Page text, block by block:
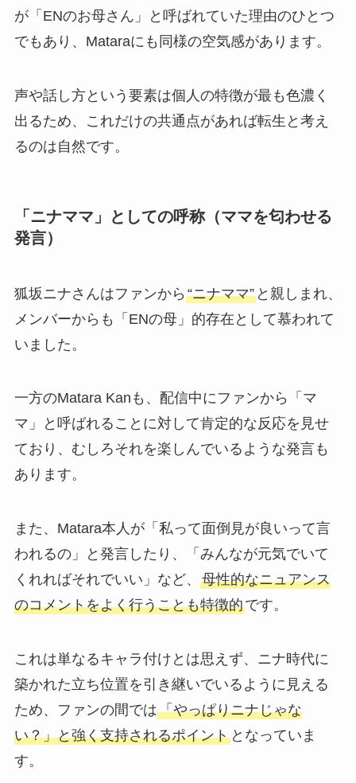
が「ENのお母さん」と呼ばれていた理由のひとつ
でもあり、Mataraにも同様の空気感があります。
声や話し方という要素は個人の特徴が最も色濃く
出るため、これだけの共通点があれば転生と考え
るのは自然です。
「ニナママ」としての呼称（ママを匂わせる
発言）
狐坂ニナさんはファンから “ニナママ”と親しまれ、
メンバーからも「ENの母」的存在として慕われて
いました。
一方のMatara Kanも、配信中にファンから「マ
マ」と呼ばれることに対して肯定的な反応を見せ
ており、むしろそれを楽しんでいるような発言も
あります。
また、Matara本人が「私って面倒見が良いって言
われるの」と発言したり、「みんなが元気でいて
くれればそれでいい」など、 母性的なニュアンス
のコメントをよく行うことも特徴的です。
これは単なるキャラ付けとは思えず、ニナ時代に
築かれた立ち位置を引き継いでいるように見える
ため、ファンの間では「やっぱりニナじゃな
い？」と強く支持されるポイントとなっていま
す。